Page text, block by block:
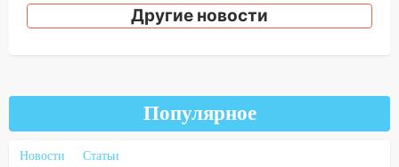
15:47
Ульяновцы могут вернуть деньги
15:34 После вмешательства
прокуратуры в селах Ульяновской
области привели в порядок детские
площадки
Другие новости
Популярное
Новости
Статьи